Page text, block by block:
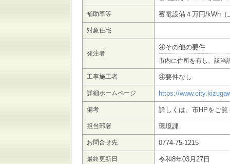
補助率等 蓄電設備４万円/kWh（
対象住宅
発注者
④その他の要件
市内に住所を有し、該当
工事施工者 ④要件なし
詳細ホームページ https://
備考 詳しくは、市HPをご覧
担当部署 環境課
お問合せ先 0774-75-1215
最終更新日 令和8年03月27日